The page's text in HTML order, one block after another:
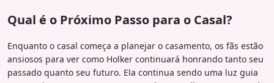
Qual é o Próximo Passo para o Casal?
Enquanto o casal começa a planejar o casamento, os fãs estão
ansiosos para ver como Holker continuará honrando tanto seu
passado quanto seu futuro. Ela continua sendo uma luz guia